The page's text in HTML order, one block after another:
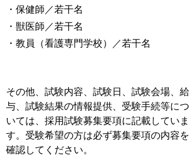
・保健師／若干名
・獣医師／若干名
・教員（看護専門学校）／若干名
その他、試験内容、試験日、試験会場、給
与、試験結果の情報提供、受験手続等につ
いては、採用試験募集要項に記載していま
す。受験希望の方は必ず募集要項の内容を
確認してください。